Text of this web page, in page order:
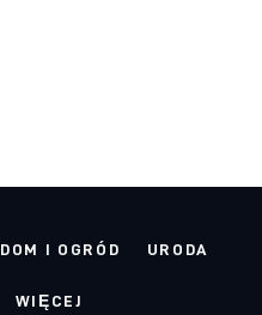
DOM I OGRÓD URODA
WIĘCEJ